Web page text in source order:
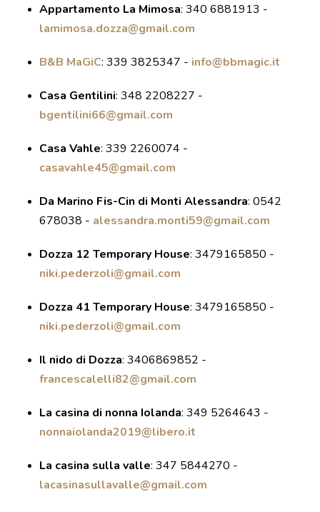
EVENTI
ARCHIVIO EVENTI
INFORMAZIONE
DOVE DORMIRE
ATTRAZIONI
EVENTI
ITINERARI
MURO
DIPINTO
ENOTECA
Appartamento La Mimosa: 340 6881913 -
lamimosa.dozza@gmail.com
B&B MaGiC: 339 3825347 - info@bbmagic.it
Casa Gentilini: 348 2208227 -
bgentilini66@gmail.com
Casa Vahle: 339 2260074 -
casavahle45@gmail.com
Da Marino Fis-Cin di Monti Alessandra: 0542
678038 - alessandra.monti59@gmail.com
Dozza 12 Temporary House: 3479165850 -
niki.pederzoli@gmail.com
Dozza 41 Temporary House: 3479165850 -
niki.pederzoli@gmail.com
Il nido di Dozza: 3406869852 -
francescalelli82@gmail.com
La casina di nonna Iolanda: 349 5264643 -
nonnaiolanda2019@libero.it
La casina sulla valle: 347 5844270 -
lacasinasullavalle@gmail.com